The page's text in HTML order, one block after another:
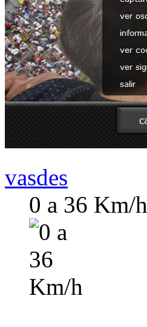
vasdes
0 a 36 Km/h